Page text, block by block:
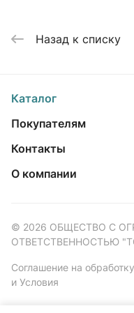
Назад к списку
Каталог
Покупателям
Контакты
О компании
© 2026 ОБЩЕСТВО С
ОТВЕТСТВЕННОСТЬЮ
Соглашение на
и Условия